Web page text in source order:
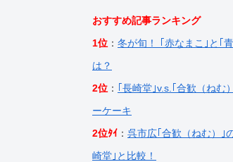
おすすめ記事ランキング
1位 ： 冬が旬！ ｢赤なまこ｣と｢
は？
2位 ：
｢長崎堂｣v.s.｢合歓（ねむ
ーケーキ
2位ﾀｲ ： 呉市広｢合歓（ねむ）｣
崎堂｣と比較！